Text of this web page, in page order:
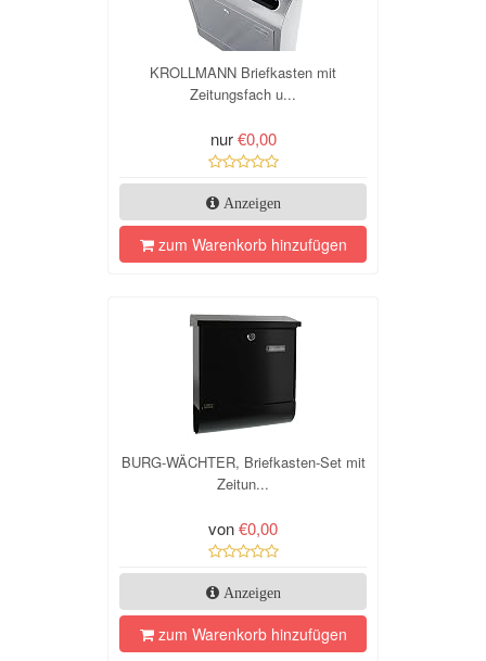
KROLLMANN Briefkasten mit
Zeitungsfach u...
nur €0,00
Anzeigen
zum Warenkorb hinzufügen
BURG-WÄCHTER, Briefkasten-Set mit
Zeitun...
von€0,00
Anzeigen
zum Warenkorb hinzufügen